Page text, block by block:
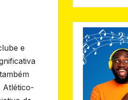
e
Atlético-